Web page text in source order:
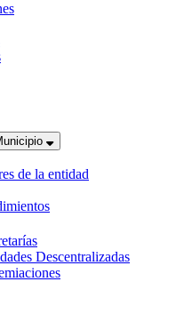
de la entidad
Descentralizadas